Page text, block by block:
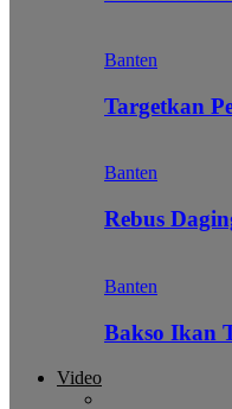
Banten
Targetkan
Banten
Rebus
Banten
Bakso Ikan
Video